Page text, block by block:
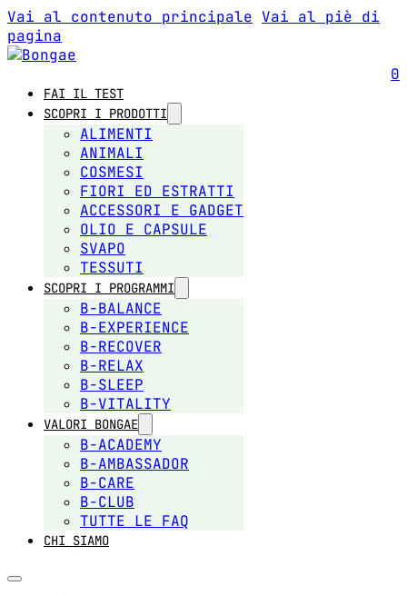
Vai al contenuto principale Vai al piè di
pagina
FAI IL TEST
SCOPRI I PRODOTTI
ALIMENTI
ANIMALI
COSMESI
FIORI ED ESTRATTI
ACCESSORI E GADGET
OLIO E CAPSULE
SVAPO
TESSUTI
SCOPRI I PROGRAMMI
B-BALANCE
B-EXPERIENCE
B-RECOVER
B-RELAX
B-SLEEP
B-VITALITY
VALORI BONGAE
B-ACADEMY
B-AMBASSADOR
B-CARE
B-CLUB
TUTTE LE FAQ
CHI SIAMO
0